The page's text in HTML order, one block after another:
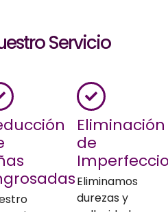
Servicio
Eliminación
de
Eliminamos
durezas y